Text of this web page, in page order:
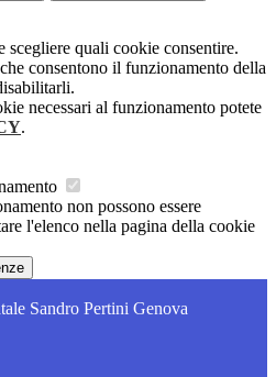
scegliere quali cookie consentire.
consentono il funzionamento della
necessari al funzionamento potete
.
non possono essere
l'elenco nella pagina della cookie
Sandro Pertini Genova